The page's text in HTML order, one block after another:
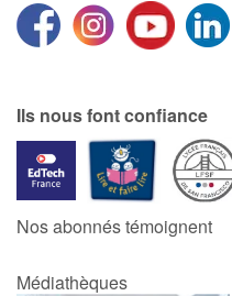
Ils nous font confiance
Nos abonnés témoignent
Médiathèques